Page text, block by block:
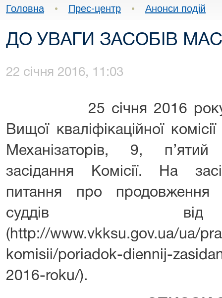
Головна • Прес-центр • Анонси подій
ДО УВАГИ ЗАСОБІВ
22 січня 2016, 11:03
25 січня 2016
Вищої кваліфікаційної
Механізаторів, 9, п’ятий
засідання Комісії. На
питання про продовження
суддів
( http://www.vkksu.gov.ua/ua/
komisii/poriadok-diennij-
2016-roku/).